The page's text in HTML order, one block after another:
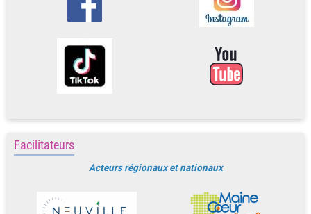
Facilitateurs
Acteurs régionaux et nationaux